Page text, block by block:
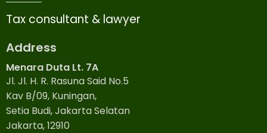
Tax consultant & lawyer
Address
Menara Duta Lt. 7A
Jl. Jl. H. R. Rasuna Said No.5
Kav B/09, Kuningan,
Setia Budi, Jakarta Selatan
Jakarta, 12910